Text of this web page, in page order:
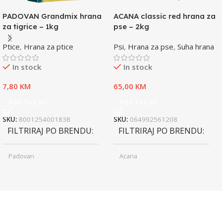
PADOVAN Grandmix hrana
za tigrice – 1kg
Ptice, Hrana za ptice
In stock
7,80 KM
SKU: 8001254001838
FILTRIRAJ PO BRENDU
Padovan
ACANA classic red hrana za
pse – 2kg
Psi, Hrana za pse, Suha hrana
In stock
65,00 KM
SKU: 064992561208
FILTRIRAJ PO BRENDU
Acana